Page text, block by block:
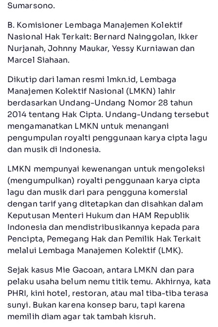
Sumarsono.
B. Komisioner Lembaga Manajemen Kolektif
Nasional Hak Terkait: Bernard Nainggolan, Ikker
Nurjanah, Johnny Maukar, Yessy Kurniawan dan
Marcel Siahaan.
Dikutip dari laman resmi lmkn.id, Lembaga
Manajemen Kolektif Nasional (LMKN) lahir
berdasarkan Undang-Undang Nomor 28 tahun
2014 tentang Hak Cipta. Undang-Undang tersebut
mengamanatkan LMKN untuk menangani
pengumpulan royalti penggunaan karya cipta lagu
dan musik di Indonesia.
LMKN mempunyai kewenangan untuk mengoleksi
(mengumpulkan) royalti penggunaan karya cipta
lagu dan musik dari para pengguna komersial
dengan tarif yang ditetapkan dan disahkan dalam
Keputusan Menteri Hukum dan HAM Republik
Indonesia dan mendistribusikannya kepada para
Pencipta, Pemegang Hak dan Pemilik Hak Terkait
melalui Lembaga Manajemen Kolektif (LMK).
Sejak kasus Mie Gacoan, antara LMKN dan para
pelaku usaha belum nemu titik temu. Akhirnya, kata
PHRI, kini hotel, restoran, atau mal tiba-tiba terasa
sunyi. Bukan karena konsep baru, tapi karena
memilih diam agar tak tambah kisruh.